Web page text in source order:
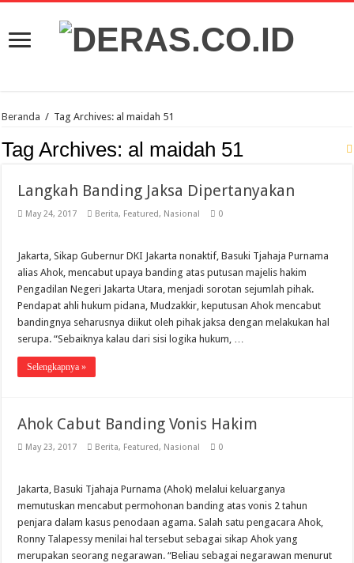
Beranda / Tag Archives: al maidah 51
Tag Archives: al maidah 51
Langkah Banding Jaksa Dipertanyakan
May 24, 2017 Berita, Featured, Nasional 0
Jakarta, Sikap Gubernur DKI Jakarta nonaktif, Basuki Tjahaja Purnama
alias Ahok, mencabut upaya banding atas putusan majelis hakim
Pengadilan Negeri Jakarta Utara, menjadi sorotan sejumlah pihak.
Pendapat ahli hukum pidana, Mudzakkir, keputusan Ahok mencabut
bandingnya seharusnya diikut oleh pihak jaksa dengan melakukan hal
serupa. “Sebaiknya kalau dari sisi logika hukum, …
Selengkapnya »
Ahok Cabut Banding Vonis Hakim
May 23, 2017 Berita, Featured, Nasional 0
Jakarta, Basuki Tjahaja Purnama (Ahok) melalui keluarganya
memutuskan mencabut permohonan banding atas vonis 2 tahun
penjara dalam kasus penodaan agama. Salah satu pengacara Ahok,
Ronny Talapessy menilai hal tersebut sebagai sikap Ahok yang
merupakan seorang negarawan. “Beliau sebagai negarawan menurut